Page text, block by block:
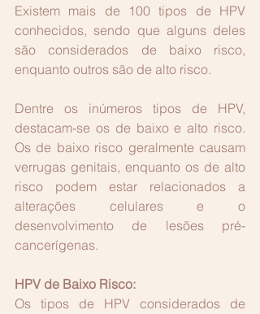
Existem mais de 100 tipos de HPV
conhecidos, sendo que alguns deles
são considerados de baixo risco,
enquanto outros são de alto risco.
Dentre os inúmeros tipos de HPV,
destacam-se os de baixo e alto risco.
Os de baixo risco geralmente causam
verrugas genitais, enquanto os de alto
risco podem estar relacionados a
alterações celulares e o
desenvolvimento de lesões pré-
cancerígenas.
HPV de Baixo Risco:
Os tipos de HPV considerados de